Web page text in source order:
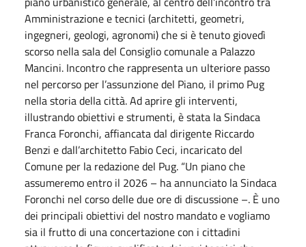
Amministrazione e tecnici (architetti, geometri,
ingegneri, geologi, agronomi) che si è tenuto giovedì
scorso nella sala del Consiglio comunale a Palazzo
Mancini. Incontro che rappresenta un ulteriore passo
nel percorso per l’assunzione del Piano, il primo Pug
nella storia della città. Ad aprire gli interventi,
illustrando obiettivi e strumenti, è stata la Sindaca
Franca Foronchi, affiancata dal dirigente Riccardo
Benzi e dall’architetto Fabio Ceci, incaricato del
Comune per la redazione del Pug. “Un piano che
assumeremo entro il 2026 – ha annunciato la Sindaca
Foronchi nel corso delle due ore di discussione –. È uno
dei principali obiettivi del nostro mandato e vogliamo
sia il frutto di una concertazione con i cittadini